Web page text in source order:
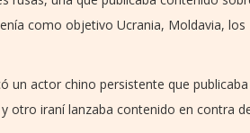
como objetivo Ucrania, Moldavia, los
un actor chino persistente que
otro iraní lanzaba contenido en contra